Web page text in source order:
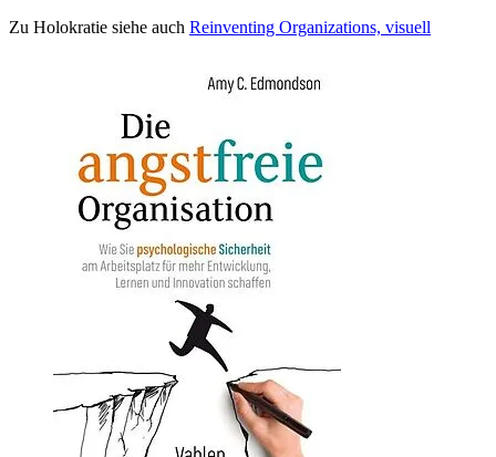
Zu Holokratie siehe auch Reinventing Organizations, visuell